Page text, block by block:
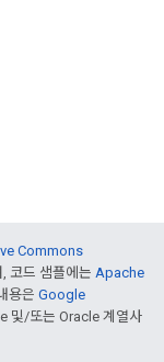
Commons
코드 샘플에는 Apache
용은 Google
및/또는 Oracle 계열사